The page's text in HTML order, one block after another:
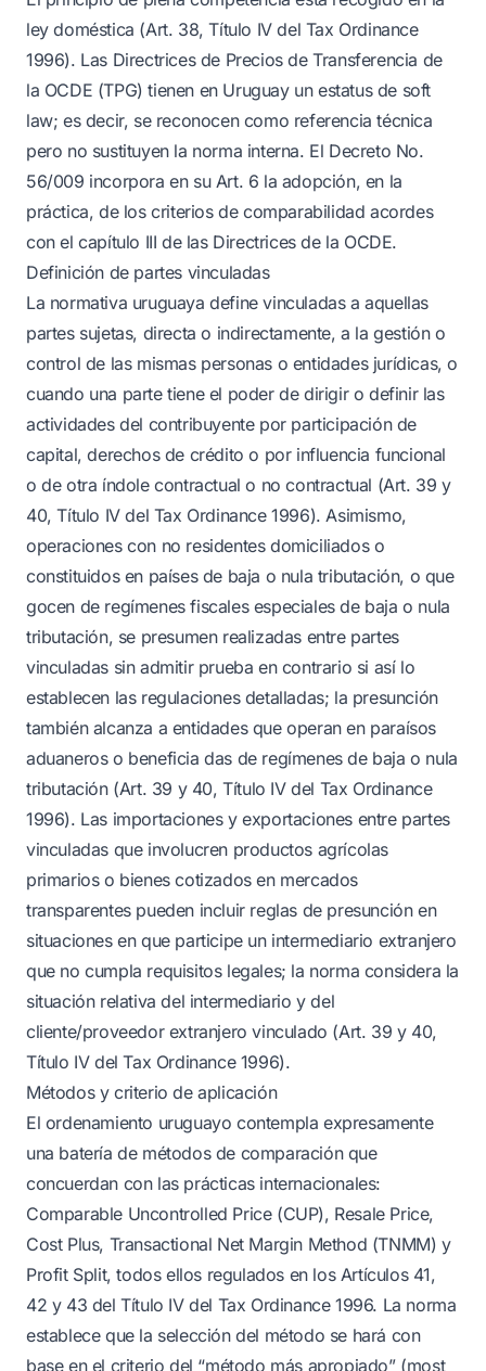
ley doméstica (Art. 38, Título IV del Tax Ordinance
1996). Las Directrices de Precios de Transferencia de
la OCDE (TPG) tienen en Uruguay un estatus de soft
law; es decir, se reconocen como referencia técnica
pero no sustituyen la norma interna. El Decreto No.
56/009 incorpora en su Art. 6 la adopción, en la
práctica, de los criterios de comparabilidad acordes
con el capítulo III de las Directrices de la OCDE.
Definición de partes vinculadas
La normativa uruguaya define vinculadas a aquellas
partes sujetas, directa o indirectamente, a la gestión o
control de las mismas personas o entidades jurídicas, o
cuando una parte tiene el poder de dirigir o definir las
actividades del contribuyente por participación de
capital, derechos de crédito o por influencia funcional
o de otra índole contractual o no contractual (Art. 39 y
40, Título IV del Tax Ordinance 1996). Asimismo,
operaciones con no residentes domiciliados o
constituidos en países de baja o nula tributación, o que
gocen de regímenes fiscales especiales de baja o nula
tributación, se presumen realizadas entre partes
vinculadas sin admitir prueba en contrario si así lo
establecen las regulaciones detalladas; la presunción
también alcanza a entidades que operan en paraísos
aduaneros o beneficia das de regímenes de baja o nula
tributación (Art. 39 y 40, Título IV del Tax Ordinance
1996). Las importaciones y exportaciones entre partes
vinculadas que involucren productos agrícolas
primarios o bienes cotizados en mercados
transparentes pueden incluir reglas de presunción en
situaciones en que participe un intermediario extranjero
que no cumpla requisitos legales; la norma considera la
situación relativa del intermediario y del
cliente/proveedor extranjero vinculado (Art. 39 y 40,
Título IV del Tax Ordinance 1996).
Métodos y criterio de aplicación
El ordenamiento uruguayo contempla expresamente
una batería de métodos de comparación que
concuerdan con las prácticas internacionales:
Comparable Uncontrolled Price (CUP), Resale Price,
Cost Plus, Transactional Net Margin Method (TNMM) y
Profit Split, todos ellos regulados en los Artículos 41,
42 y 43 del Título IV del Tax Ordinance 1996. La norma
establece que la selección del método se hará con
base en el criterio del “método más apropiado” (most